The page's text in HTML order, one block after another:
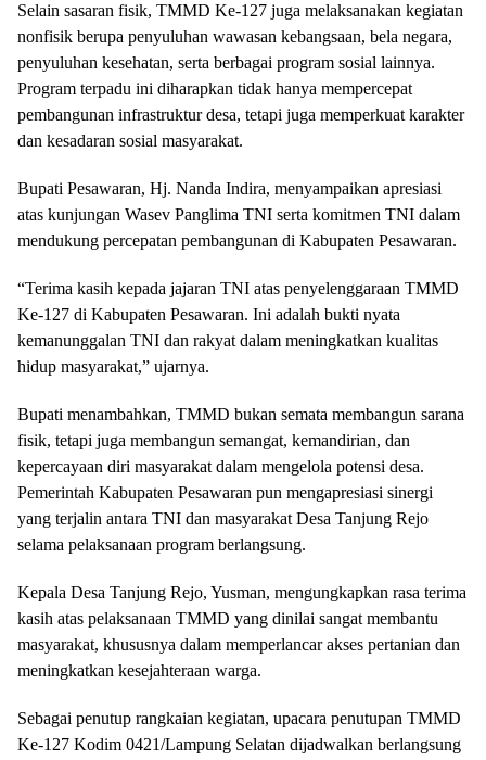
Selain sasaran fisik, TMMD Ke-127 juga melaksanakan kegiatan
nonfisik berupa penyuluhan wawasan kebangsaan, bela negara,
penyuluhan kesehatan, serta berbagai program sosial lainnya.
Program terpadu ini diharapkan tidak hanya mempercepat
pembangunan infrastruktur desa, tetapi juga memperkuat karakter
dan kesadaran sosial masyarakat.
Bupati Pesawaran, Hj. Nanda Indira, menyampaikan apresiasi
atas kunjungan Wasev Panglima TNI serta komitmen TNI dalam
mendukung percepatan pembangunan di Kabupaten Pesawaran.
“Terima kasih kepada jajaran TNI atas penyelenggaraan TMMD
Ke-127 di Kabupaten Pesawaran. Ini adalah bukti nyata
kemanunggalan TNI dan rakyat dalam meningkatkan kualitas
hidup masyarakat,” ujarnya.
Bupati menambahkan, TMMD bukan semata membangun sarana
fisik, tetapi juga membangun semangat, kemandirian, dan
kepercayaan diri masyarakat dalam mengelola potensi desa.
Pemerintah Kabupaten Pesawaran pun mengapresiasi sinergi
yang terjalin antara TNI dan masyarakat Desa Tanjung Rejo
selama pelaksanaan program berlangsung.
Kepala Desa Tanjung Rejo, Yusman, mengungkapkan rasa terima
kasih atas pelaksanaan TMMD yang dinilai sangat membantu
masyarakat, khususnya dalam memperlancar akses pertanian dan
meningkatkan kesejahteraan warga.
Sebagai penutup rangkaian kegiatan, upacara penutupan TMMD
Ke-127 Kodim 0421/Lampung Selatan dijadwalkan berlangsung